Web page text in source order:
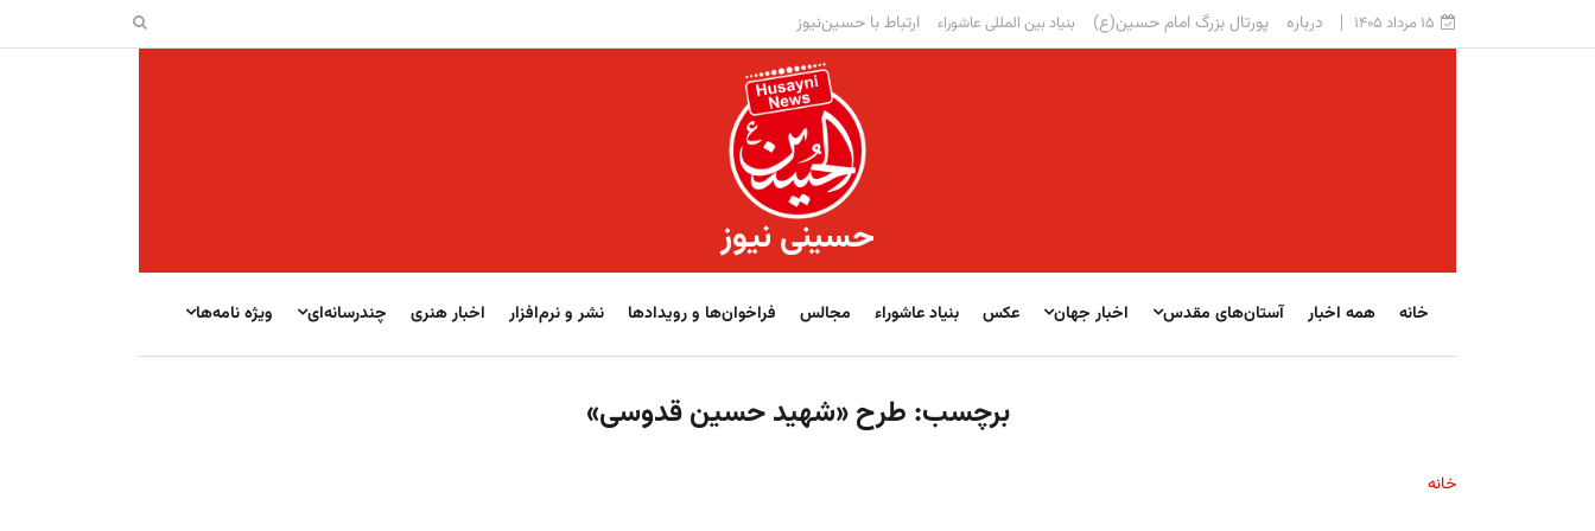
۱۵ مرداد ۱۴۰۵ درباره پورتال بزرگ امام حسین(ع) بنیاد بین المللی عاشوراء ارتباط با حسین‌نیوز
حسینی نیوز
خانه همه اخبار آستان‌های مقدس اخبار جهان عکس بنیاد عاشوراء مجالس فراخوان‌‏‏‏ها و رویدادها نشر و نرم‌افزار اخبار هنری چندرسانه‌ای ویژه نامه‌ها
برچسب: طرح «شهید حسین قدوسی»
خانه